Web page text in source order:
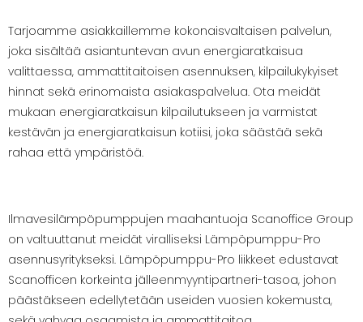
Tarjoamme asiakkaillemme kokonaisvaltaisen palvelun,
joka sisältää asiantuntevan avun energiaratkaisua
valittaessa, ammattitaitoisen asennuksen, kilpailukykyiset
hinnat sekä erinomaista asiakaspalvelua. Ota meidät
mukaan energiaratkaisun kilpailutukseen ja varmistat
kestävän ja energiaratkaisun kotiisi, joka säästää sekä
rahaa että ympäristöä.
Ilmavesilämpöpumppujen maahantuoja Scanoffice Group
on valtuuttanut meidät viralliseksi Lämpöpumppu-Pro
asennusyritykseksi. Lämpöpumppu-Pro liikkeet edustavat
Scanofficen korkeinta jälleenmyyntipartneri-tasoa, johon
päästäkseen edellytetään useiden vuosien kokemusta,